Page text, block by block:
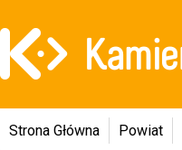
Strona Główna Powiat